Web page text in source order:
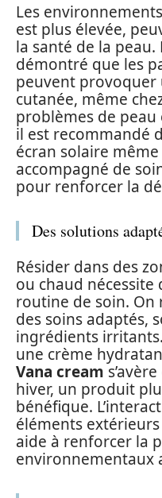
Les
est plus élevée,
la santé de la
démontré que les
peuvent
cutanée, même
problèmes de peau
il est recommandé
écran solaire
accompagné de
pour renforcer la
Des solutions
Résider dans des
ou chaud nécessite
routine de soin. On
des soins adaptés,
ingrédients
une crème
Vana cream
hiver, un produit
bénéfique.
éléments
aide à renforcer la
environnementaux